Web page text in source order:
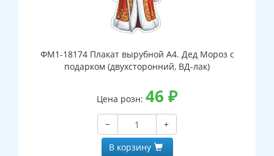
ФМ1-18174 Плакат вырубной А4. Дед Мороз с
подарком (двухсторонний, ВД-лак)
Цена розн: 46 ₽
−
+
В корзину